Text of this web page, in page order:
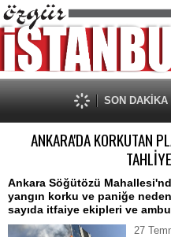
SON DAKİKA
ANKARA'DA KORKUTAN
Ankara Söğütözü
yangın korku ve paniğe
sayıda itfaiye ekipleri ve
27